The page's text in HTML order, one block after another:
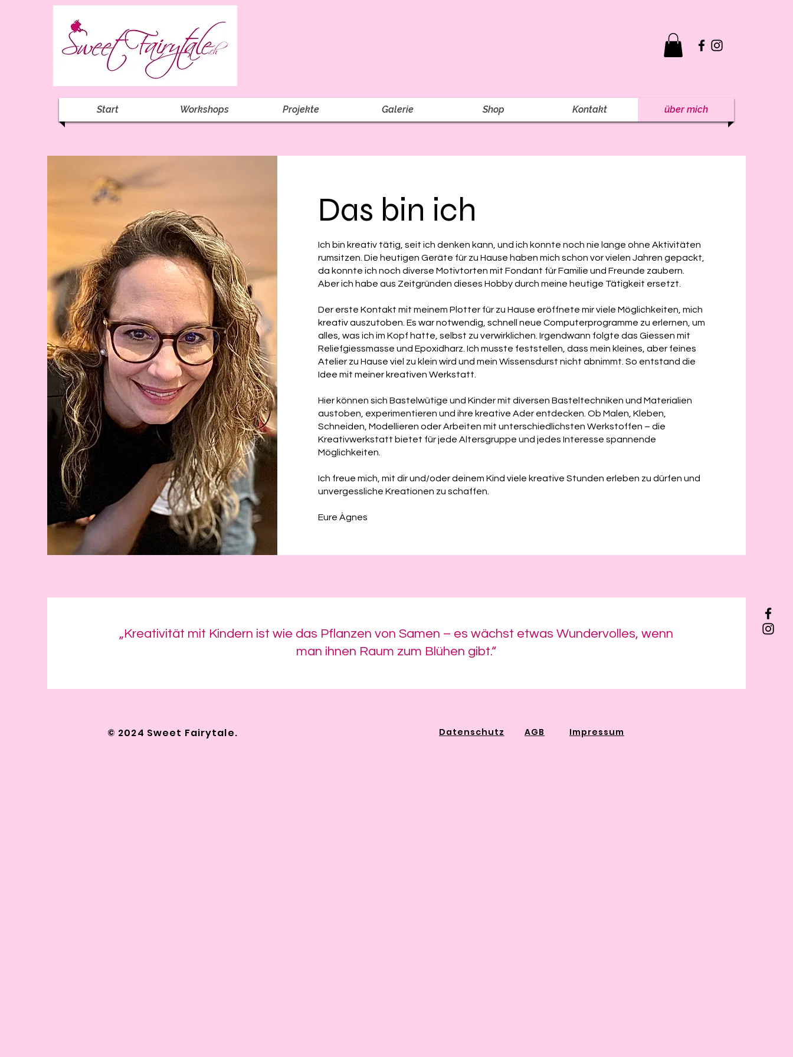
Start Workshops Projekte Galerie Shop Kontakt über mich
Das bin ich
Ich bin kreativ tätig, seit ich denken kann, und ich konnte noch nie lange ohne Aktivitäten
rumsitzen. Die heutigen Geräte für zu Hause haben mich schon vor vielen Jahren gepackt,
da konnte ich noch diverse Motivtorten mit Fondant für Familie und Freunde zaubern.
Aber ich habe aus Zeitgründen dieses Hobby durch meine heutige Tätigkeit ersetzt.
Der erste Kontakt mit meinem Plotter für zu Hause eröffnete mir viele Möglichkeiten, mich
kreativ auszutoben. Es war notwendig, schnell neue Computerprogramme zu erlernen, um
alles, was ich im Kopf hatte, selbst zu verwirklichen. Irgendwann folgte das Giessen mit
Reliefgiessmasse und Epoxidharz. Ich musste feststellen, dass mein kleines, aber feines
Atelier zu Hause viel zu klein wird und mein Wissensdurst nicht abnimmt. So entstand die
Idee mit meiner kreativen Werkstatt.
Hier können sich Bastelwütige und Kinder mit diversen Basteltechniken und Materialien
austoben, experimentieren und ihre kreative Ader entdecken. Ob Malen, Kleben,
Schneiden, Modellieren oder Arbeiten mit unterschiedlichsten Werkstoffen – die
Kreativwerkstatt bietet für jede Altersgruppe und jedes Interesse spannende
Möglichkeiten.
Ich freue mich, mit dir und/oder deinem Kind viele kreative Stunden erleben zu dürfen und
unvergessliche Kreationen zu schaffen.
Eure Àgnes
„Kreativität mit Kindern ist wie das Pflanzen von Samen – es wächst etwas Wundervolles, wenn
man ihnen Raum zum Blühen gibt.“
© 2024 Sweet Fairytale. Datenschutz AGB Impressum